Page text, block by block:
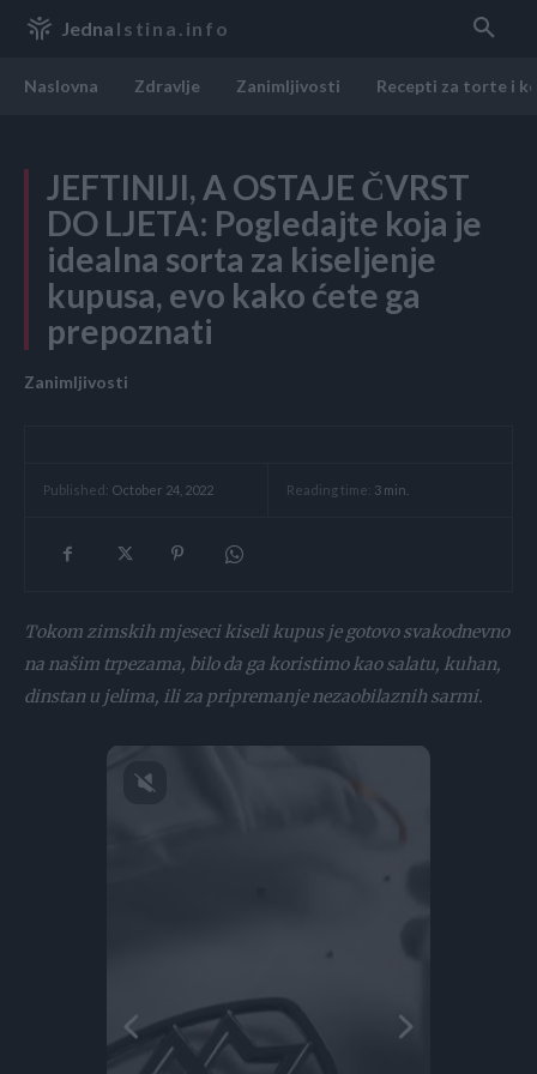
Jedna Istina.info
Naslovna Zdravlje Zanimljivosti Recepti za torte i
JEFTINIJI, A OSTAJE ČVRST
DO LJETA: Pogledajte koja je
idealna sorta za kiseljenje
kupusa, evo kako ćete ga
prepoznati
Zanimljivosti
Published: October 24, 2022 Reading time: 3 min.
Tokom zimskih mjeseci kiseli kupus je gotovo svakodnevno
na našim trpezama, bilo da ga koristimo kao salatu, kuhan,
dinstan u jelima, ili za pripremanje nezaobilaznih sarmi.